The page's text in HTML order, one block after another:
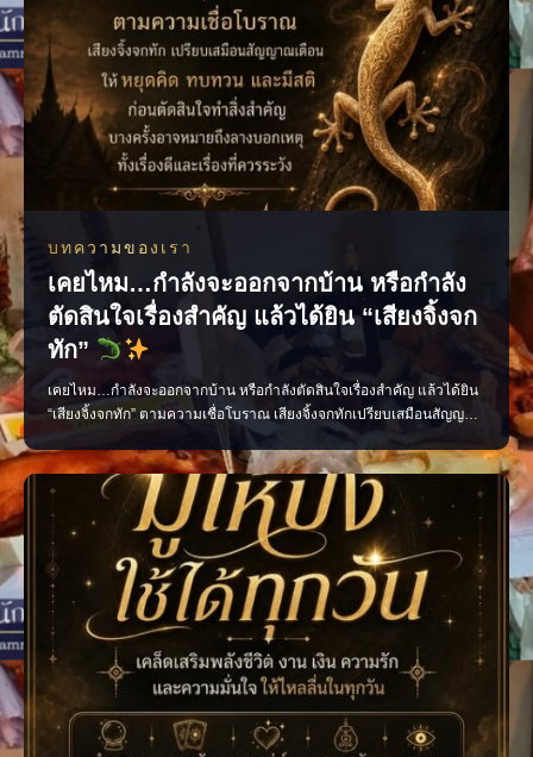
บทความของเรา
เคยไหม…กำลังจะออกจากบ้าน หรือกำลัง
ตัดสินใจเรื่องสำคัญ แล้วได้ยิน “เสียงจิ้งจก
ทัก”
เคยไหม…กำลังจะออกจากบ้าน หรือกำลังตัดสินใจเรื่องสำคัญ แล้วได้ยิน
“เสียงจิ้งจกทัก” ตามความเชื่อโบราณ เสียงจิ้งจกทักเปรียบเสมือนสัญญาณ
เตือนให้เราหยุดคิด ทบทวน และมีสติก่อนลงมือทำ บางครั้งอาจเป็นลาง
บอกเหตุ ทั้งเรื่องดีและเรื่องที่ควรระวัง แต่ไม่ว่าจะเชื่อมากน้อยเพียงใด สิ่ง
สำคัญที่สุดคือ “อย่าประมาท” แ